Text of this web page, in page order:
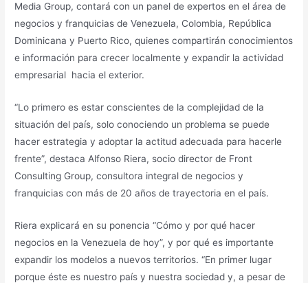
Media Group, contará con un panel de expertos en el área de
negocios y franquicias de Venezuela, Colombia, República
Dominicana y Puerto Rico, quienes compartirán conocimientos
e información para crecer localmente y expandir la actividad
empresarial hacia el exterior.
“Lo primero es estar conscientes de la complejidad de la
situación del país, solo conociendo un problema se puede
hacer estrategia y adoptar la actitud adecuada para hacerle
frente”, destaca Alfonso Riera, socio director de Front
Consulting Group, consultora integral de negocios y
franquicias con más de 20 años de trayectoria en el país.
Riera explicará en su ponencia “Cómo y por qué hacer
negocios en la Venezuela de hoy”, y por qué es importante
expandir los modelos a nuevos territorios. “En primer lugar
porque éste es nuestro país y nuestra sociedad y, a pesar de